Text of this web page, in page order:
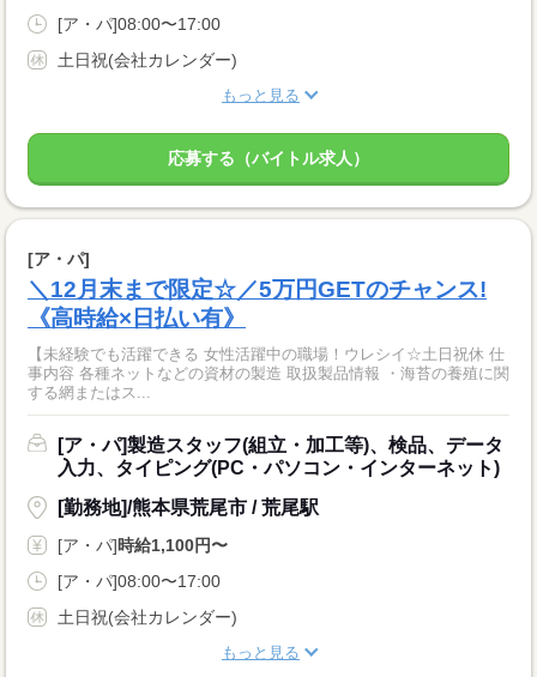
[ア・パ]08:00〜17:00
土日祝(会社カレンダー)
もっと見る
応募する（バイトル求人）
[ア・パ]
＼12月末まで限定☆／5万円GETのチャンス!
《高時給×日払い有》
【未経験でも活躍できる 女性活躍中の職場！ウレシイ☆土日祝休 仕
事内容 各種ネットなどの資材の製造 取扱製品情報 ・海苔の養殖に関
する網またはス...
[ア・パ]製造スタッフ(組立・加工等)、検品、データ
入力、タイピング(PC・パソコン・インターネット)
[勤務地]/熊本県荒尾市 / 荒尾駅
[ア・パ]時給1,100円〜
[ア・パ]08:00〜17:00
土日祝(会社カレンダー)
もっと見る